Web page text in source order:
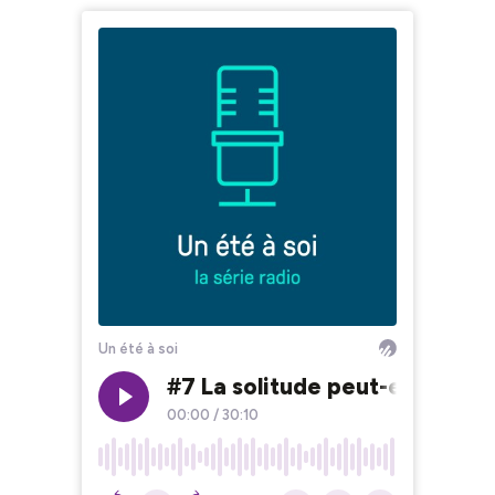
Un été à soi
#7 La solitude peut-elle être
00:00 / 30:10